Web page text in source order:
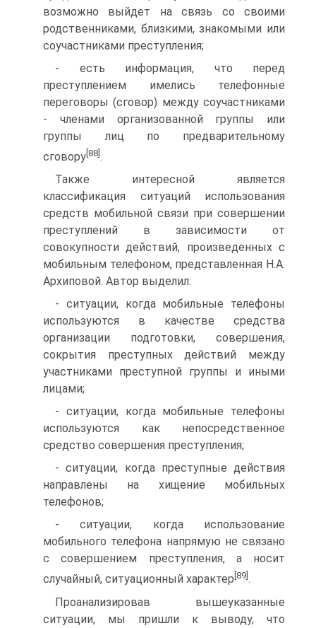
возможно выйдет на связь со своими
родственниками, близкими, знакомыми или
соучастниками преступления;
- есть информация, что перед
преступлением имелись телефонные
переговоры (сговор) между соучастниками
- членами организованной группы или
группы лиц по предварительному
сговору [88] .
Также интересной является
классификация ситуаций использования
средств мобильной связи при совершении
преступлений в зависимости от
совокупности действий, произведенных с
мобильным телефоном, представленная Н.А.
Архиповой. Автор выделил:
- ситуации, когда мобильные телефоны
используются в качестве средства
организации подготовки, совершения,
сокрытия преступных действий между
участниками преступной группы и иными
лицами;
- ситуации, когда мобильные телефоны
используются как непосредственное
средство совершения преступления;
- ситуации, когда преступные действия
направлены на хищение мобильных
телефонов;
- ситуации, когда использование
мобильного телефона напрямую не связано
с совершением преступления, а носит
случайный, ситуационный характер [89] .
Проанализировав вышеуказанные
ситуации, мы пришли к выводу, что